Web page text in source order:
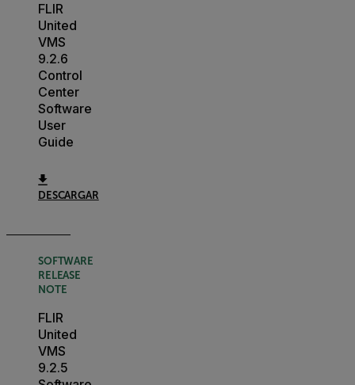
FLIR
United
VMS
9.2.6
Control
Center
Software
User
Guide
DESCARGAR
SOFTWARE
RELEASE
NOTE
FLIR
United
VMS
9.2.5